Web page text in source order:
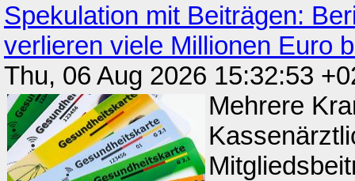
Spekulation mit Beiträgen:
verlieren viele Millionen Euro
Thu, 06 Aug 2026 15:32:53
Mehrere